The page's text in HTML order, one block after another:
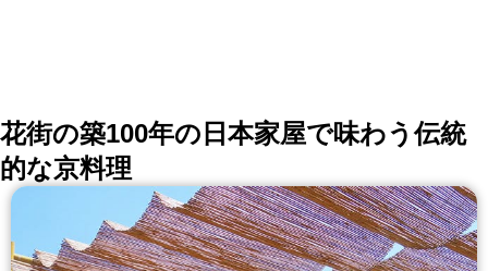
花街の築100年の日本家屋で味わう伝統
的な京料理